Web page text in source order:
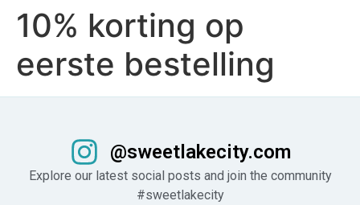
10% korting op
eerste bestelling
@sweetlakecity.com
Explore our latest social posts and join the community
#sweetlakecity